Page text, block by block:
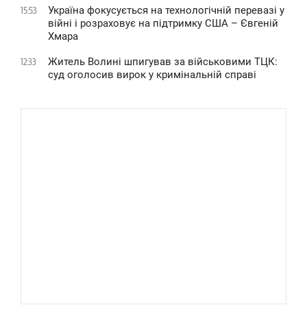
15:53
Україна фокусується на технологічній перевазі у
війні і розраховує на підтримку США – Євгеній
Хмара
12:33
Житель Волині шпигував за військовими ТЦК:
суд оголосив вирок у кримінальній справі